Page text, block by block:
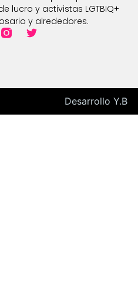
lucro y activistas LGTBIQ+
y alrededores.
Desarrollo Y.B